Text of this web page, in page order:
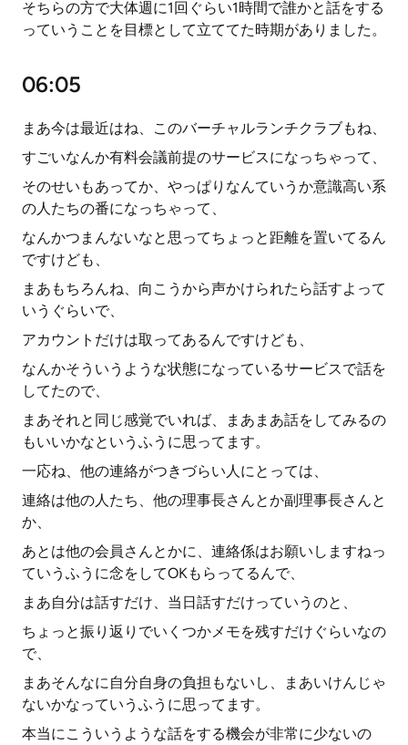
そちらの方で大体週に1回ぐらい1時間で誰かと話をする
っていうことを目標として立ててた時期がありました。
06:05
まあ今は最近はね、このバーチャルランチクラブもね、
すごいなんか有料会議前提のサービスになっちゃって、
そのせいもあってか、やっぱりなんていうか意識高い系
の人たちの番になっちゃって、
なんかつまんないなと思ってちょっと距離を置いてるん
ですけども、
まあもちろんね、向こうから声かけられたら話すよって
いうぐらいで、
アカウントだけは取ってあるんですけども、
なんかそういうような状態になっているサービスで話を
してたので、
まあそれと同じ感覚でいれば、まあまあ話をしてみるの
もいいかなというふうに思ってます。
一応ね、他の連絡がつきづらい人にとっては、
連絡は他の人たち、他の理事長さんとか副理事長さんと
か、
あとは他の会員さんとかに、連絡係はお願いしますねっ
ていうふうに念をしてOKもらってるんで、
まあ自分は話すだけ、当日話すだけっていうのと、
ちょっと振り返りでいくつかメモを残すだけぐらいなの
で、
まあそんなに自分自身の負担もないし、まあいけんじゃ
ないかなっていうふうに思ってます。
本当にこういうような話をする機会が非常に少ないの